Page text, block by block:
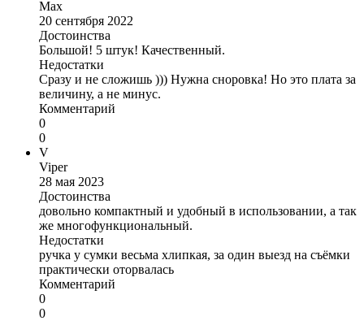
Max
20 сентября 2022
Достоинства
Большой! 5 штук! Качественный.
Недостатки
Сразу и не сложишь ))) Нужна сноровка! Но это плата за
величину, а не минус.
Комментарий
0
0
V
Viper
28 мая 2023
Достоинства
довольно компактный и удобный в использовании, а так
же многофункциональный.
Недостатки
ручка у сумки весьма хлипкая, за один выезд на съёмки
практически оторвалась
Комментарий
0
0